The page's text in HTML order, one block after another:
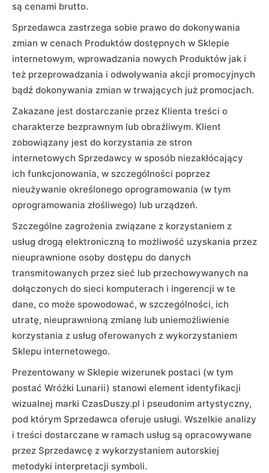
są cenami brutto.
Sprzedawca zastrzega sobie prawo do dokonywania
zmian w cenach Produktów dostępnych w Sklepie
internetowym, wprowadzania nowych Produktów jak i
też przeprowadzania i odwoływania akcji promocyjnych
bądź dokonywania zmian w trwających już promocjach.
Zakazane jest dostarczanie przez Klienta treści o
charakterze bezprawnym lub obraźliwym. Klient
zobowiązany jest do korzystania ze stron
internetowych Sprzedawcy w sposób niezakłócający
ich funkcjonowania, w szczególności poprzez
nieużywanie określonego oprogramowania (w tym
oprogramowania złośliwego) lub urządzeń.
Szczególne zagrożenia związane z korzystaniem z
usług drogą elektroniczną to możliwość uzyskania przez
nieuprawnione osoby dostępu do danych
transmitowanych przez sieć lub przechowywanych na
dołączonych do sieci komputerach i ingerencji w te
dane, co może spowodować, w szczególności, ich
utratę, nieuprawnioną zmianę lub uniemożliwienie
korzystania z usług oferowanych z wykorzystaniem
Sklepu internetowego.
Prezentowany w Sklepie wizerunek postaci (w tym
postać Wróżki Lunarii) stanowi element identyfikacji
wizualnej marki CzasDuszy.pl i pseudonim artystyczny,
pod którym Sprzedawca oferuje usługi. Wszelkie analizy
i treści dostarczane w ramach usług są opracowywane
przez Sprzedawcę z wykorzystaniem autorskiej
metodyki interpretacji symboli.